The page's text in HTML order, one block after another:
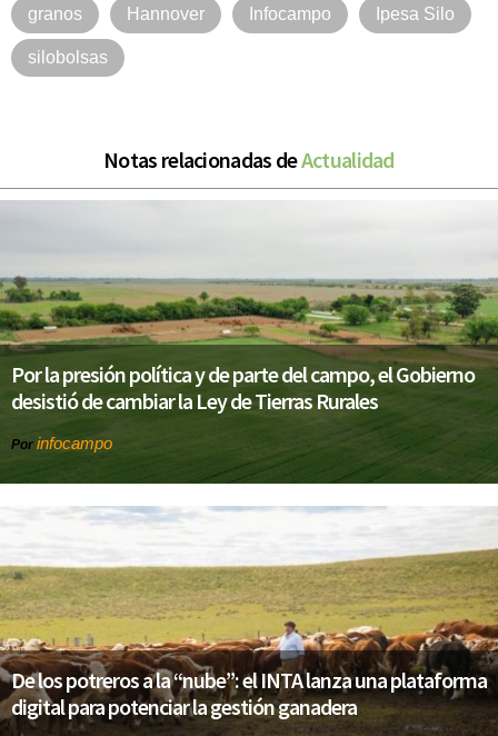
granos Hannover Infocampo Ipesa Silo
silobolsas
Notas relacionadas deActualidad
Por la presión política y de parte del campo, el Gobierno
desistió de cambiar la Ley de Tierras Rurales
Por infocampo
De los potreros a la “nube”: el INTA lanza una plataforma
digital para potenciar la gestión ganadera